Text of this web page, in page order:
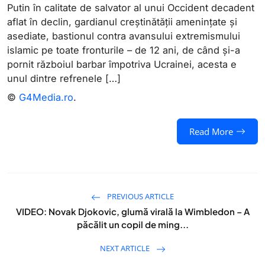
Putin în calitate de salvator al unui Occident decadent
aflat în declin, gardianul creștinătății amenințate și
asediate, bastionul contra avansului extremismului
islamic pe toate fronturile – de 12 ani, de când și-a
pornit războiul barbar împotriva Ucrainei, acesta e
unul dintre refrenele […]
© G4Media.ro.
Read More
PREVIOUS ARTICLE
VIDEO: Novak Djokovic, glumă virală la Wimbledon – A
păcălit un copil de ming...
NEXT ARTICLE